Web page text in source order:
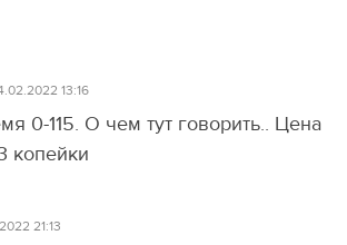
13:16
0-115. О чем тут говорить.. Цена
копейки
21:13